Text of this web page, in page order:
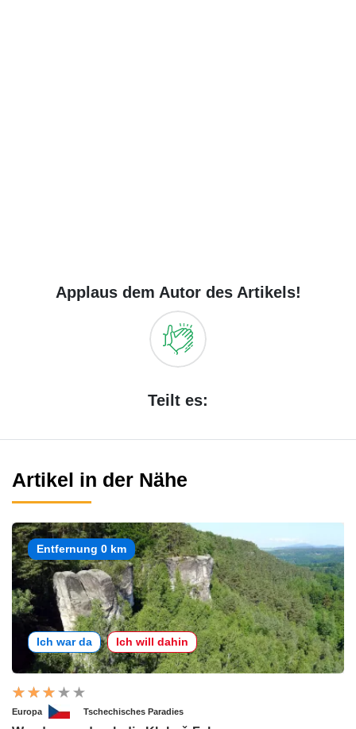
Applaus dem Autor des Artikels!
Teilt es:
Artikel in der Nähe
Entfernung 0 km
Ich war da Ich will dahin
Europa Tschechisches Paradies